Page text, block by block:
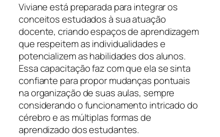
Viviane está preparada para integrar os
conceitos estudados à sua atuação
docente, criando espaços de aprendizagem
que respeitem as individualidades e
potencializem as habilidades dos alunos.
Essa capacitação faz com que ela se sinta
confiante para propor mudanças pontuais
na organização de suas aulas, sempre
considerando o funcionamento intricado do
cérebro e as múltiplas formas de
aprendizado dos estudantes.